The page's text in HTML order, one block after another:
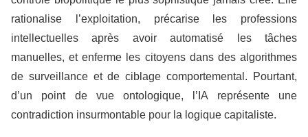
rationalise l’exploitation, précarise les professions
intellectuelles après avoir automatisé les tâches
manuelles, et enferme les citoyens dans des algorithmes
de surveillance et de ciblage comportemental. Pourtant,
d’un point de vue ontologique, l’IA représente une
contradiction insurmontable pour la logique capitaliste.